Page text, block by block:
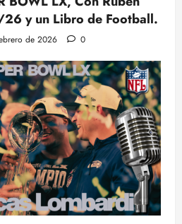
y un Libro de Football.
de 2026 0